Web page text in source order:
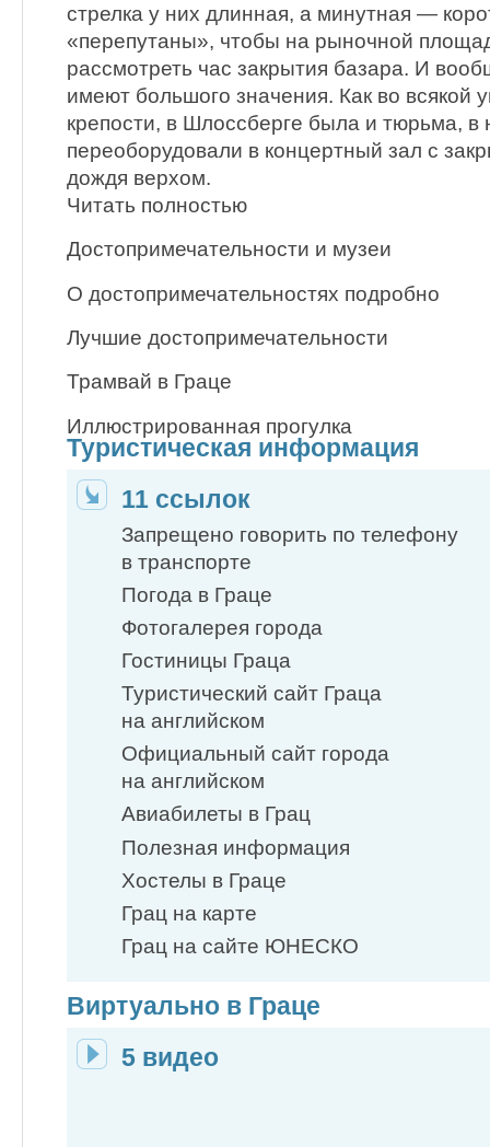
стрелка у них длинная, а минутная —
«перепутаны», чтобы на рыночной
рассмотреть час закрытия базара. И
имеют большого значения. Как во всякой
крепости, в Шлоссберге была и тюрьма,
переоборудовали в концертный зал с
дождя верхом.
Читать полностью
Достопримечательности и музеи
О достопримечательностях подробно
Лучшие достопримечательности
Трамвай в Граце
Иллюстрированная прогулка
Туристическая информация
11 ссылок
Запрещено говорить по телефону
в транспорте
Погода в Граце
Фотогалерея города
Гостиницы Граца
Туристический сайт Граца
на английском
Официальный сайт города
на английском
Авиабилеты в Грац
Полезная информация
Хостелы в Граце
Грац на карте
Грац на сайте ЮНЕСКО
Виртуально в Граце
5 видео